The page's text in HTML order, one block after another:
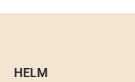
HELM